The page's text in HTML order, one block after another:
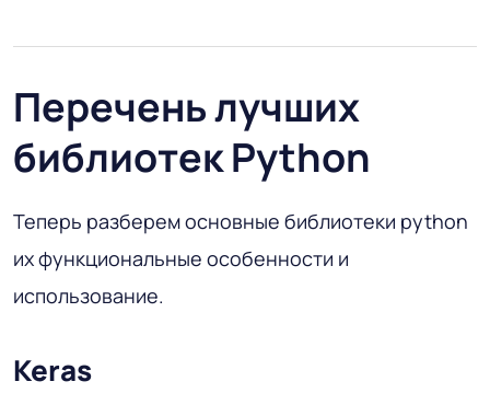
Перечень лучших
библиотек Python
Теперь разберем основные библиотеки python
их функциональные особенности и
использование.
Keras